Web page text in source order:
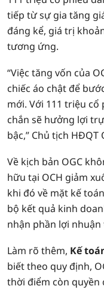
tiếp từ sự gia tăng
đáng kể, giá trị
tương ứng.
“Việc tăng vốn của
chiếc áo chật để
mới. Với 111 triệu cổ
chắn sẽ hưởng lợi
bậc,” Chủ tịch HĐQT
Về kịch bản OGC
hữu tại OCH giảm
khi đó về mặt kế
bộ kết quả kinh
nhận phần lợi
Làm rõ thêm, Kế
biết theo quy định,
thời điểm còn quyền